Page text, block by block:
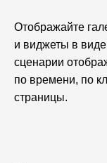
Отображайте
и виджеты в
сценарии
по времени, по
страницы.